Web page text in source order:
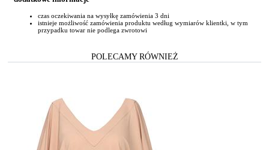
czas oczekiwania na wysyłkę zamówienia 3 dni
istnieje możliwość zamówienia produktu według wymiarów klientki, w tym
przypadku towar nie podlega zwrotowi
POLECAMY RÓWNIEŻ